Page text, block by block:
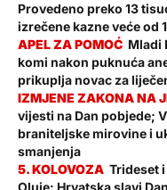
Provedeno preko 13
izrečene kazne veće od
Mladi
komi nakon puknuća
prikuplja novac za
vijesti na Dan pobjede;
braniteljske mirovine i
smanjenja
Trideset